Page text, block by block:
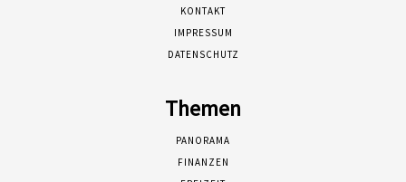
KONTAKT
IMPRESSUM
DATENSCHUTZ
Themen
PANORAMA
FINANZEN